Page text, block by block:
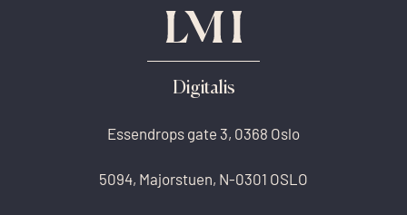
Digitalis
Essendrops gate 3, 0368 Oslo
5094, Majorstuen, N-0301 OSLO